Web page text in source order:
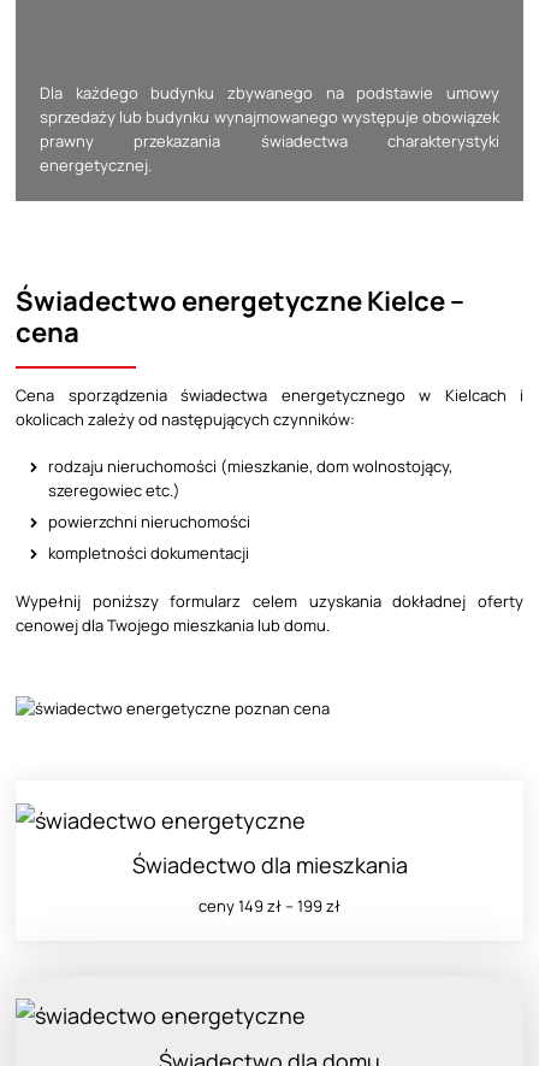
Dla każdego budynku zbywanego na podstawie umowy
sprzedaży lub budynku wynajmowanego występuje obowiązek
prawny przekazania świadectwa charakterystyki
energetycznej.
Świadectwo energetyczne Kielce –
cena
Cena sporządzenia świadectwa energetycznego w Kielcach i
okolicach zależy od następujących czynników:
rodzaju nieruchomości (mieszkanie, dom wolnostojący,
szeregowiec etc.)
powierzchni nieruchomości
kompletności dokumentacji
Wypełnij poniższy formularz celem uzyskania dokładnej oferty
cenowej dla Twojego mieszkania lub domu.
Świadectwo dla mieszkania
ceny 149 zł – 199 zł